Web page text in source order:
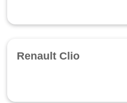
Renault Clio